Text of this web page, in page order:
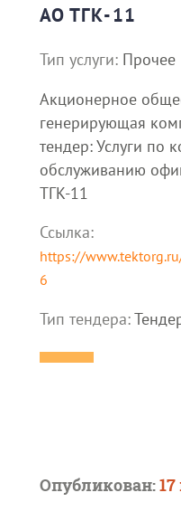
АО ТГК-11
Тип услуги: Прочее
Акционерное
генерирующая
тендер: Услуги по
обслуживанию
ТГК-11
Ссылка:
https://
6
Тип тендера:
Опубликован: